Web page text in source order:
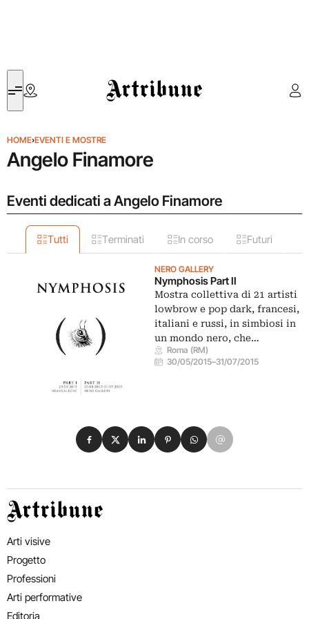
Artribune
HOME›EVENTI E MOSTRE
Angelo Finamore
Eventi dedicati a Angelo Finamore
Tutti Terminati In corso Futuri
NERO GALLERY
Nymphosis Part II
Mostra collettiva di 21 artisti
lowbrow e pop dark, francesi,
italiani e russi, in simbiosi in
un mondo nero, che…
Roma (RM)
30/05/2015–31/07/2015
Condividi su Facebook
Condividi su X
Condividi su LinkedIn
Condividi su Pinterest
Condividi su WhatsApp
Condividi su Email
Artribune
Arti visive
Progetto
Professioni
Arti performative
Editoria